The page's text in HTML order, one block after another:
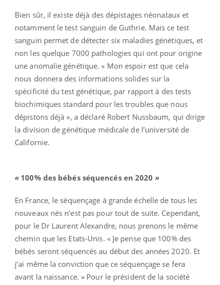
Bien sûr, il existe déjà des dépistages néonataux et
notamment le test sanguin de Guthrie. Mais ce test
sanguin permet de détecter six maladies génétiques, et
non les quelque 7000 pathologies qui ont pour origine
une anomalie génétique. « Mon espoir est que cela
nous donnera des informations solides sur la
spécificité du test génétique, par rapport à des tests
biochimiques standard pour les troubles que nous
dépistons déjà », a déclaré Robert Nussbaum, qui dirige
la division de génétique médicale de l’université de
Californie.
«100% des bébés séquencés en 2020 »
En France, le séquençage à grande échelle de tous les
nouveaux nés n’est pas pour tout de suite. Cependant,
pour le Dr Laurent Alexandre, nous prenons le même
chemin que les Etats-Unis. « Je pense que 100% des
bébés seront séquencés au début des années 2020. Et
j’ai même la conviction que ce séquençage se fera
avant la naissance. » Pour le président de la société